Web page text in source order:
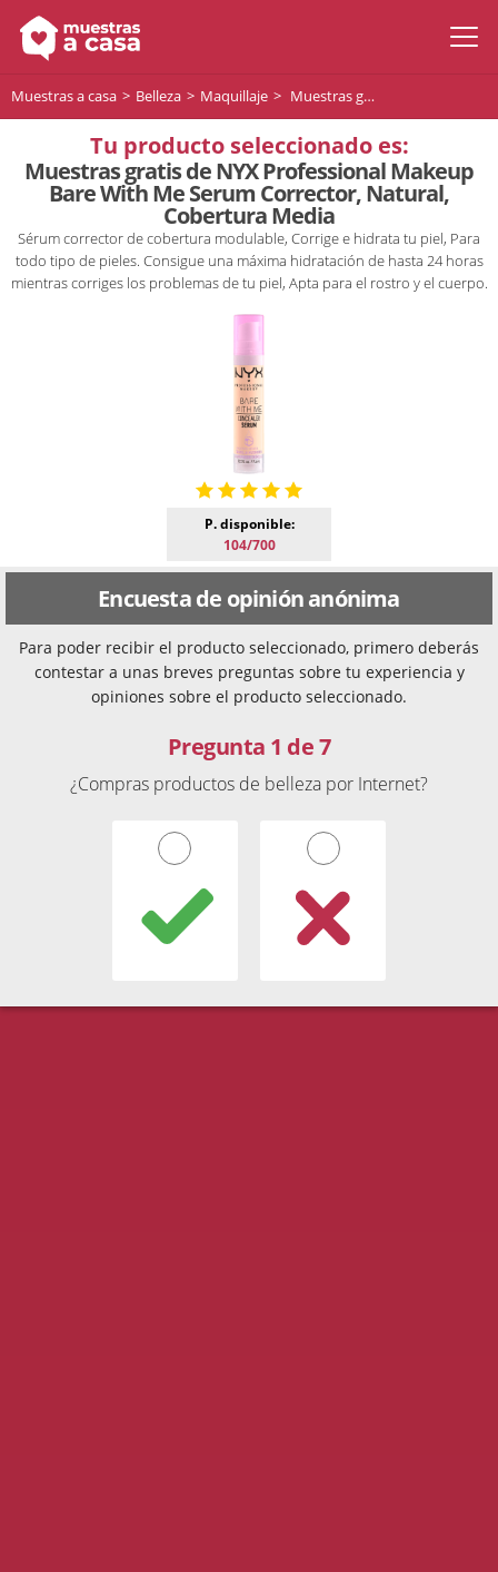
Muestras a casa Belleza Maquillaje Muestras gratis de NYX Professional Makeup Bare With Me Serum Corrector, Natural, Cobertura Media
Tu producto seleccionado es:
Muestras gratis de NYX Professional Makeup
Bare With Me Serum Corrector, Natural,
Cobertura Media
Sérum corrector de cobertura modulable, Corrige e hidrata tu piel, Para
todo tipo de pieles. Consigue una máxima hidratación de hasta 24 horas
mientras corriges los problemas de tu piel, Apta para el rostro y el cuerpo.
P. disponible:
104/700
Encuesta de opinión anónima
Para poder recibir el producto seleccionado, primero deberás
contestar a unas breves preguntas sobre tu experiencia y
opiniones sobre el producto seleccionado.
Pregunta 1 de 7
¿Compras productos de belleza por Internet?